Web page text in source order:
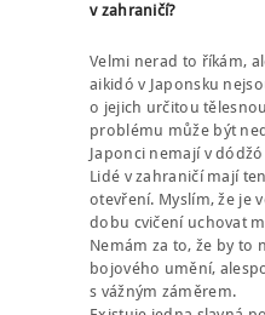
v zahraničí?
Velmi nerad to říkám,
aikidó v Japonsku
o jejich určitou
problému může být
Japonci nemají v
Lidé v zahraničí mají
otevření. Myslím, že je
dobu cvičení uchovat
Nemám za to, že by to
bojového umění,
s vážným záměrem.